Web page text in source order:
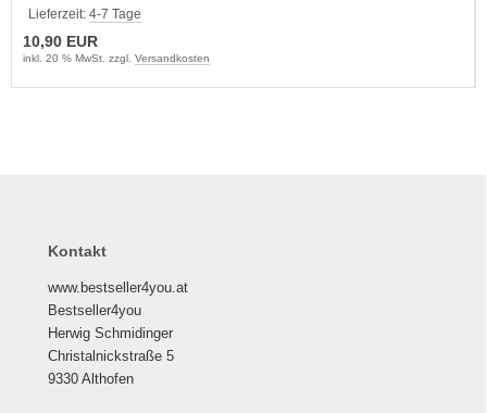
Lieferzeit: 4-7 Tage
10,90 EUR
inkl. 20 % MwSt. zzgl. Versandkosten
Kontakt
www.bestseller4you.at
Bestseller4you
Herwig Schmidinger
Christalnickstraße 5
9330 Althofen